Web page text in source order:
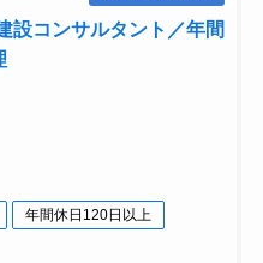
設コンサルタント／年間
年間休日120日以上